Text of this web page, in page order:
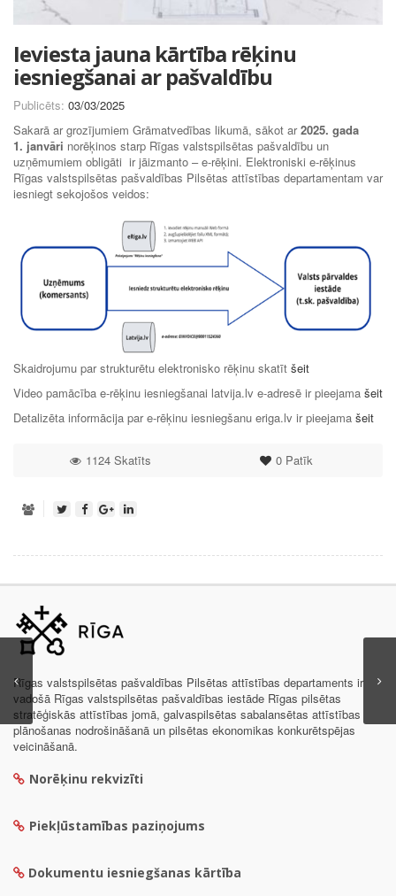
Ieviesta jauna kārtība rēķinu
iesniegšanai ar pašvaldību
Publicēts: 03/03/2025
Sakarā ar grozījumiem Grāmatvedības likumā, sākot ar2025. gada
1. janvāri norēķinos starp Rīgas valstspilsētas pašvaldību un
uzņēmumiem obligāti ir jāizmanto – e-rēķini. Elektroniski e-rēķinus
Rīgas valstspilsētas pašvaldības Pilsētas attīstības departamentam var
iesniegt sekojošos veidos:
Skaidrojumu par strukturētu elektronisko rēķinu skatīt šeit
Video pamācība e-rēķinu iesniegšanai latvija.lv e-adresē ir pieejama šeit
Detalizēta informācija par e-rēķinu iesniegšanu eriga.lv ir pieejama šeit
0Patīk
1124 Skatīts
Rīgas valstspilsētas pašvaldības Pilsētas attīstības departaments ir
vadošā Rīgas valstspilsētas pašvaldības iestāde Rīgas pilsētas
stratēģiskās attīstības jomā, galvaspilsētas sabalansētas attīstības
plānošanas nodrošināšanā un pilsētas ekonomikas konkurētspējas
veicināšanā.
Norēķinu rekvizīti
Piekļūstamības paziņojums
Dokumentu iesniegšanas kārtība